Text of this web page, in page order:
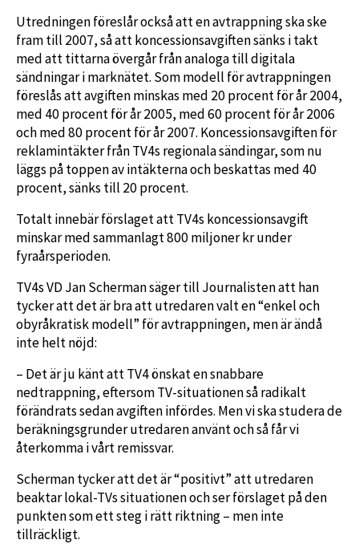
Utredningen föreslår också att en avtrappning ska ske
fram till 2007, så att koncessionsavgiften sänks i takt
med att tittarna övergår från analoga till digitala
sändningar i marknätet. Som modell för avtrappningen
föreslås att avgiften minskas med 20 procent för år 2004,
med 40 procent för år 2005, med 60 procent för år 2006
och med 80 procent för år 2007. Koncessionsavgiften för
reklamintäkter från TV4s regionala sändingar, som nu
läggs på toppen av intäkterna och beskattas med 40
procent, sänks till 20 procent.
Totalt innebär förslaget att TV4s koncessionsavgift
minskar med sammanlagt 800 miljoner kr under
fyraårsperioden.
TV4s VD Jan Scherman säger till Journalisten att han
tycker att det är bra att utredaren valt en “enkel och
obyråkratisk modell” för avtrappningen, men är ändå
inte helt nöjd:
– Det är ju känt att TV4 önskat en snabbare
nedtrappning, eftersom TV-situationen så radikalt
förändrats sedan avgiften infördes. Men vi ska studera de
beräkningsgrunder utredaren använt och så får vi
återkomma i vårt remissvar.
Scherman tycker att det är “positivt” att utredaren
beaktar lokal-TVs situationen och ser förslaget på den
punkten som ett steg i rätt riktning – men inte
tillräckligt.